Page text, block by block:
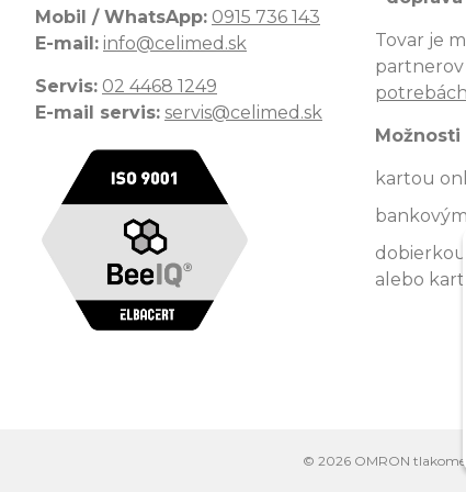
Mobil / WhatsApp: 0915 736 143
E-mail: info@celimed.sk
Servis: 02 4468 1249
E-mail servis: servis@celimed.sk
Tovar je
partnerov
potrebách
kartou
dobierkou
alebo
© 2026 OMRON